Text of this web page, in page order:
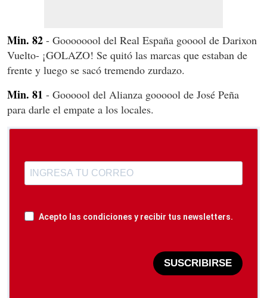
Min. 82 - Goooooool del Real España gooool de Darixon
Vuelto- ¡GOLAZO! Se quitó las marcas que estaban de
frente y luego se sacó tremendo zurdazo.
Min. 81 - Goooool del Alianza goooool de José Peña
para darle el empate a los locales.
Acepto las condiciones y recibir tus newsletters.
SUSCRIBIRSE